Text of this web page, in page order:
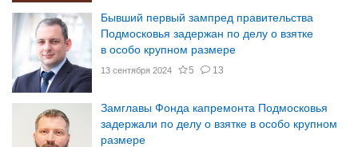
Бывший первый зампред правительства
Подмосковья задержан по делу о взятке
в особо крупном размере
13 сентября 2024 5 13
Замглавы Фонда капремонта Подмосковья
задержали по делу о взятке в особо крупном
размере